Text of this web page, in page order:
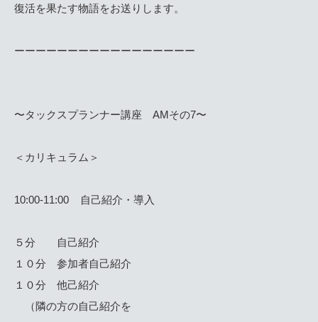
復活を果たす物語をお送りします。
ーーーーーーーーーーーーーーーーー
〜タックスプランナー講座 AMその7〜
＜カリキュラム＞
10:00-11:00 自己紹介・導入
５分 自己紹介
１０分 参加者自己紹介
１０分 他己紹介
（隣の方の自己紹介を